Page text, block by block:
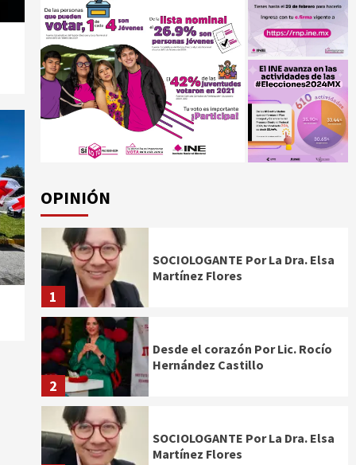
OPINIÓN
1
SOCIOLOGANTE Por La Dra. Elsa
Martínez Flores
2
Desde el corazón Por Lic. Rocío
Hernández Castillo
SOCIOLOGANTE Por La Dra. Elsa
Martínez Flores